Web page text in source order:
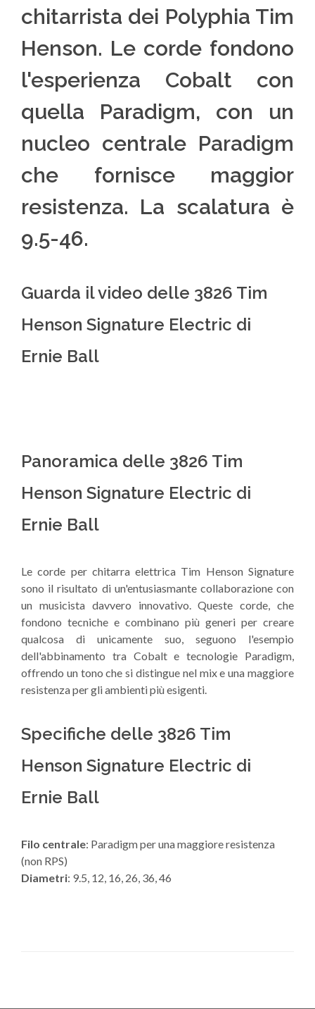
chitarrista dei Polyphia Tim
Henson. Le corde fondono
l'esperienza Cobalt con
quella Paradigm, con un
nucleo centrale Paradigm
che fornisce maggior
resistenza. La scalatura è
9.5-46.
Guarda il video delle 3826 Tim
Henson Signature Electric di
Ernie Ball
Panoramica delle 3826 Tim
Henson Signature Electric di
Ernie Ball
Le corde per chitarra elettrica Tim Henson Signature
sono il risultato di un'entusiasmante collaborazione con
un musicista davvero innovativo. Queste corde, che
fondono tecniche e combinano più generi per creare
qualcosa di unicamente suo, seguono l'esempio
dell'abbinamento tra Cobalt e tecnologie Paradigm,
offrendo un tono che si distingue nel mix e una maggiore
resistenza per gli ambienti più esigenti.
Specifiche delle 3826 Tim
Henson Signature Electric di
Ernie Ball
Filo centrale: Paradigm per una maggiore resistenza
(non RPS)
Diametri: 9.5, 12, 16, 26, 36, 46